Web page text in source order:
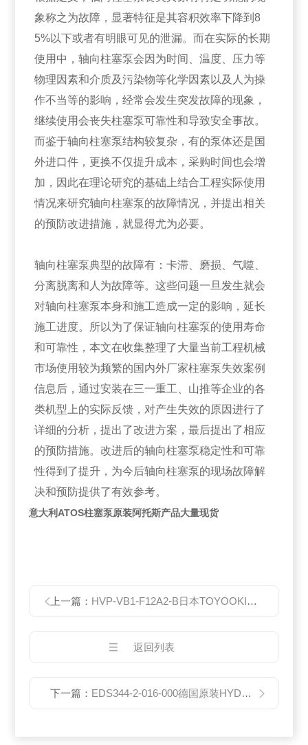
象称之为故障，显著特征是其容积效率下降到8
5%以下或者有明眼可见的泄漏。而在实际的长期
使用中，轴向柱塞泵会因为时间、温度、压力等
物理因素和介质及污染物等化学因素以及人为操
作不当等的影响，经常会发生突发故障的现象，
继续使用会丧失柱塞泵可靠性和导致安全事故。
而鉴于轴向柱塞泵结构较复杂，有的泵体还是国
外进口件，更换不仅提升成本，采购时间也会增
加，因此在理论研究的基础上结合工程实际使用
情况来研究轴向柱塞泵的故障情况，并提出相关
的预防改进措施，就显得尤为必要。
轴向柱塞泵典型的故障有：卡滞、磨损、气噬、
分离脱离和人为故障等。这些问题一旦发生就会
对轴向柱塞泵本身和施工造成一定的影响，延长
施工进度。所以为了保证轴向柱塞泵的使用寿命
和可靠性，本文在收集整理了大量当前工程机械
市场使用较为频繁的国内外厂家柱塞泵失效案例
信息后，通过安装在三一重工、山推等企业的各
类机型上的实际反馈，对产生失效的原因进行了
详细的分析，提出了改进方案，最后提出了相应
的预防措施。改进后的轴向柱塞泵稳定性和可靠
性得到了提升，为今后轴向柱塞泵的现场故障解
决和预防提供了有效参考。
意大利ATOS柱塞泵原装阿托斯产品大量现货
上一篇： HVP-VB1-F12A2-B日本TOYOOKI丰兴定量型叶片泵HVP-FC1*
返回列表
下一篇： EDS344-2-016-000德国原装HYDAC压力继电器EDS344-2-016-000大现货热销